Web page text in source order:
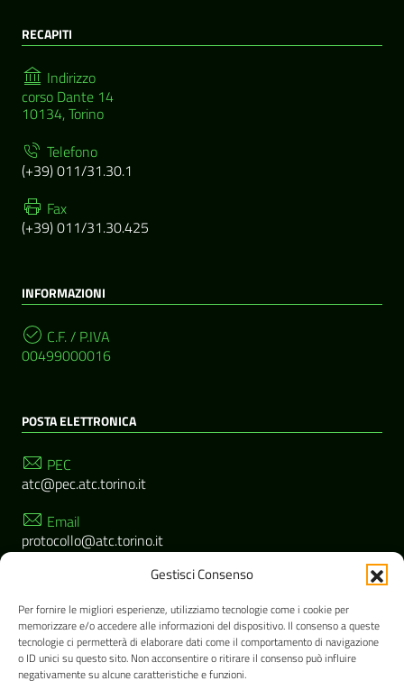
Gestisci Consenso
Per fornire le migliori esperienze, utilizziamo tecnologie come i cookie per
memorizzare e/o accedere alle informazioni del dispositivo. Il consenso a queste
tecnologie ci permetterà di elaborare dati come il comportamento di navigazione
o ID unici su questo sito. Non acconsentire o ritirare il consenso può influire
negativamente su alcune caratteristiche e funzioni.
RECAPITI
Indirizzo
corso Dante 14
10134, Torino
Telefono
(+39) 011/31.30.1
Fax
(+39) 011/31.30.425
INFORMAZIONI
C.F. / P.IVA
00499000016
POSTA ELETTRONICA
PEC
atc@pec.atc.torino.it
Email
protocollo@atc.torino.it
SEGUICI SU